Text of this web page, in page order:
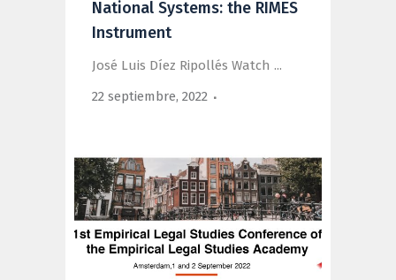
National Systems: the RIMES
Instrument
José Luis Díez Ripollés Watch ...
22 septiembre, 2022